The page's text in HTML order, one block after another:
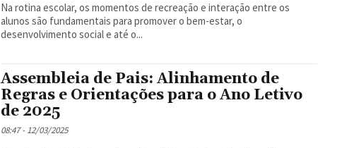
Na rotina escolar, os momentos de recreação e interação entre os
alunos são fundamentais para promover o bem-estar, o
desenvolvimento social e até o...
Assembleia de Pais: Alinhamento de
Regras e Orientações para o Ano Letivo
de 2025
08:47 - 12/03/2025